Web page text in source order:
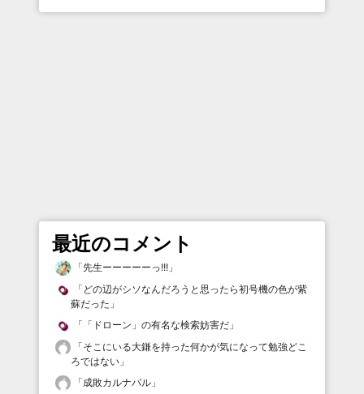
最近のコメント
「先生ーーーーーっ!!! 」
「 どの辺がシソなんだろうと思ったら初号機の色が紫
蘇だった 」
「 「ドローン」の有名な検索妨害だ 」
「そこにいる大鎌を持った何かが気になって勉強どこ
ろではない 」
「成敗カルナバル 」